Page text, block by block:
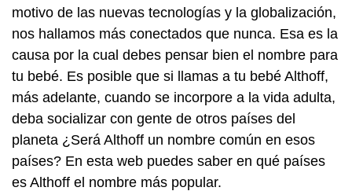
motivo de las nuevas tecnologías y la globalización,
nos hallamos más conectados que nunca. Esa es la
causa por la cual debes pensar bien el nombre para
tu bebé. Es posible que si llamas a tu bebé Althoff,
más adelante, cuando se incorpore a la vida adulta,
deba socializar con gente de otros países del
planeta ¿Será Althoff un nombre común en esos
países? En esta web puedes saber en qué países
es Althoff el nombre más popular.